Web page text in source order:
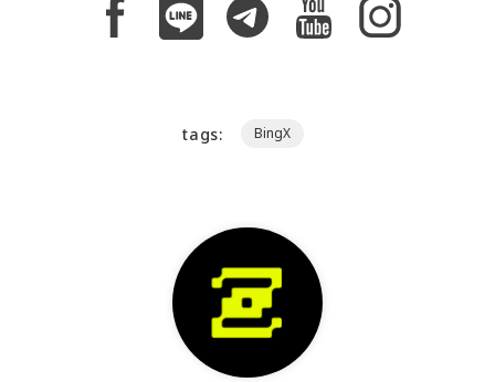
tags: BingX